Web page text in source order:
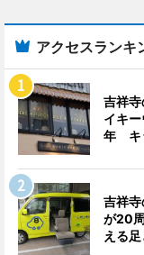
アクセスランキ
吉祥
イキ
年 キ
吉祥寺
が20
える